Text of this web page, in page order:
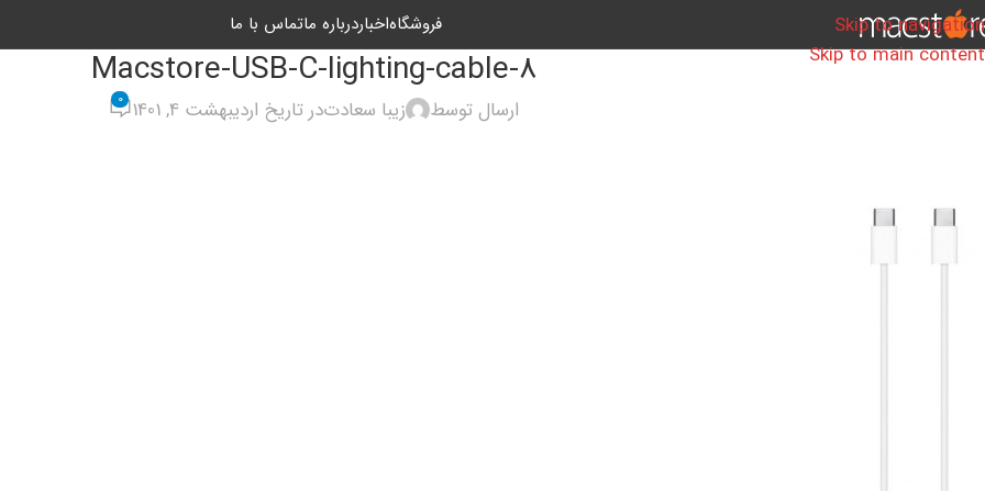
Skip to navigation
Skip to main content
فروشگاهاخباردرباره ماتماس با ما
Macstore-USB-C-lighting-cable-8
ارسال توسط زیبا سعادتدر تاریخ اردیبهشت 4, 1401 0